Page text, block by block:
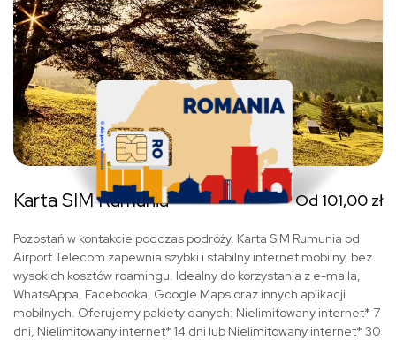
Karta SIM Rumunia Od 101,00 zł
Pozostań w kontakcie podczas podróży. Karta SIM Rumunia od
Airport Telecom zapewnia szybki i stabilny internet mobilny, bez
wysokich kosztów roamingu. Idealny do korzystania z e-maila,
WhatsAppa, Facebooka, Google Maps oraz innych aplikacji
mobilnych. Oferujemy pakiety danych: Nielimitowany internet* 7
dni, Nielimitowany internet* 14 dni lub Nielimitowany internet* 30